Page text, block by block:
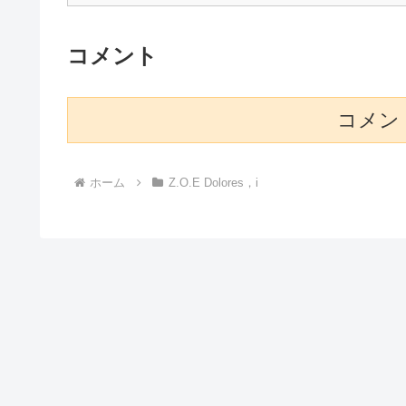
コメント
コメン
ホーム Z.O.E Dolores，i